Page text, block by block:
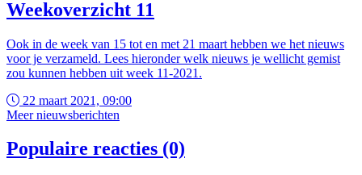
Weekoverzicht 11
Ook in de week van 15 tot en met 21 maart hebben we het nieuws
voor je verzameld. Lees hieronder welk nieuws je wellicht gemist
zou kunnen hebben uit week 11-2021.
22 maart 2021, 09:00
Meer nieuwsberichten
Populaire reacties (0)